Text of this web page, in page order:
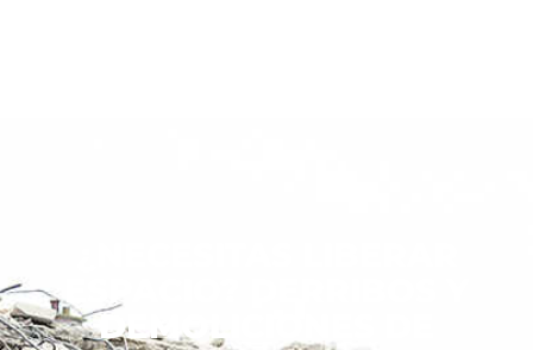
ESPACIO? DERRIBOS Y
DEMOLICIONES DE